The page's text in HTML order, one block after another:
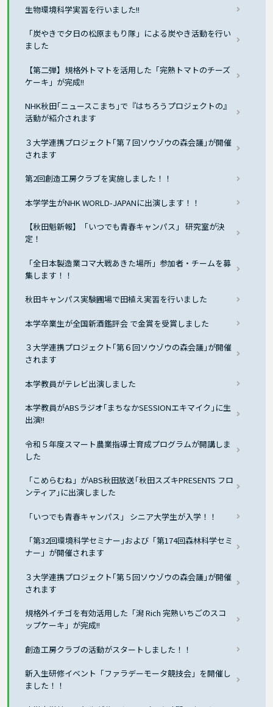
生物環境科学実習を行いました!!
「炭やきで夕日の松原まもり隊」による炭やき活動を行い
ました
【第二弾】規格外トマトを活用した「完熟トマトのチーズ
ケーキ」が完成!!
NHK秋田｢ニュースこまち｣で『はちろうプロジェクトの』
活動が紹介されます
３大学連携プロジェクト｢第７回ソウゾウの森会議｣が開催
されます
第2回創造工房クラブを実施しました！！
本学学生がNHK WORLD-JAPANに出演します！！
【秋田魁新報】「いつでも青春キャンパス」 研究室が決
定！
「全日本製造業コマ大戦あきた場所」参加者・チームを募
集します！！
秋田キャンパス実験圃場で田植え実習を行いました
本学卒業生が全国新酒鑑評会 で金賞を受賞しました
３大学連携プロジェクト｢第６回ソウゾウの森会議｣が開催
されます
本学教員がテレビ出演しました
本学教員がABSラジオ｢まちなかSESSIONエキマイク｣に生
出演!!
令和５年度スマート農業指導士育成プログラムが開講しま
した
「こめらむね」がABS秋田放送｢秋田スズキPRESENTS フロ
ンティア｣に出演しました
「いつでも青春キャンパス」 シニア大学生が入学！！
「第32回環境科学セミナー｣および「第174回森林科学セミ
ナー」が開催されます
３大学連携プロジェクト｢第５回ソウゾウの森会議｣が開催
されます
規格外イチゴを有効活用した「潟 Rich 完熟いちごのスコ
ップケーキ」が完成!!
創造工房クラブの活動がスタートしました！！
新入生研修イベント「ファラデーモータ競技会」を開催し
ました！！